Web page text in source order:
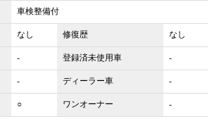
車検整備付
なし 修復歴 なし
- 登録済未使用車 -
- ディーラー車 -
○ ワンオーナー -